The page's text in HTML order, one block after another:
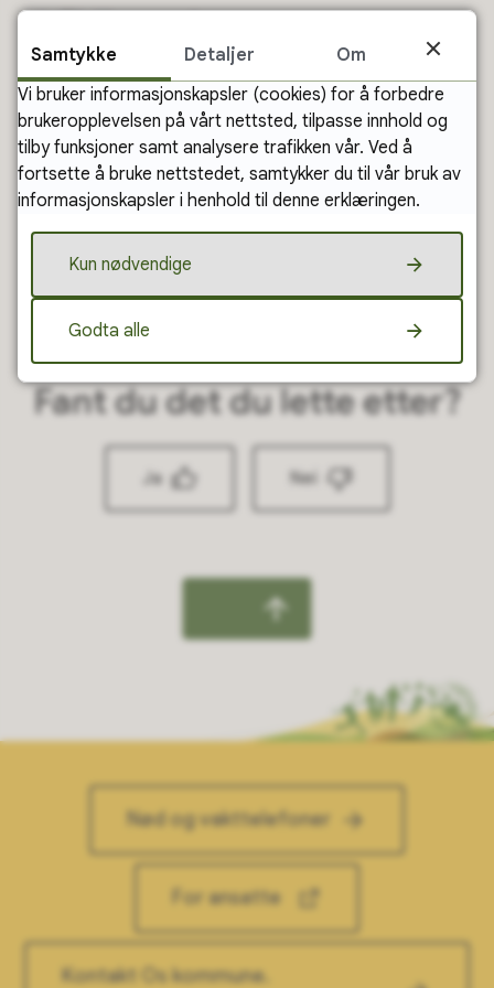
Avløsning ved sykdom og
fødsel
Landbruksvikar
Fant du det du lette etter?
Ja Nei
Nød og vakttelefoner
For ansatte
Kontakt Os kommune.
Samtykke Detaljer
Om
Vi bruker informasjonskapsler (cookies) for å forbedre
brukeropplevelsen på vårt nettsted, tilpasse innhold og
tilby funksjoner samt analysere trafikken vår. Ved å
fortsette å bruke nettstedet, samtykker du til vår bruk av
informasjonskapsler i henhold til denne erklæringen.
Kun nødvendige
Godta alle